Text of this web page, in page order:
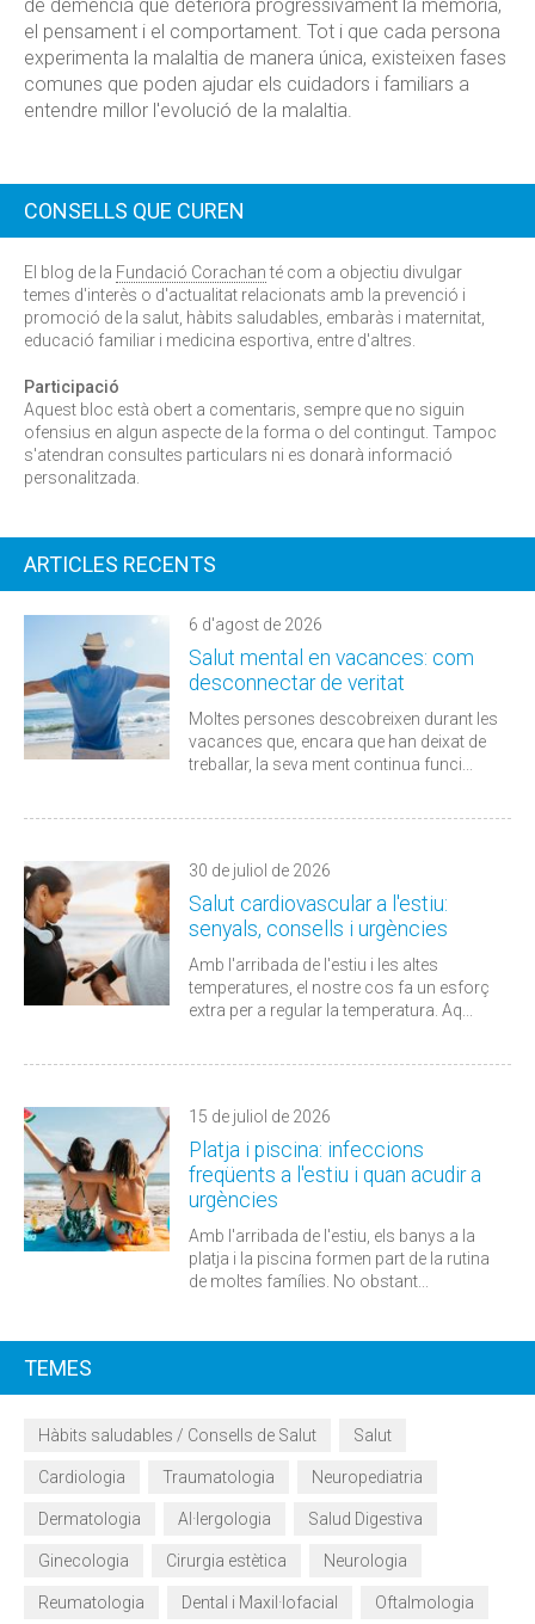
de demència que deteriora progressivament la memòria,
el pensament i el comportament. Tot i que cada persona
experimenta la malaltia de manera única, existeixen fases
comunes que poden ajudar els cuidadors i familiars a
entendre millor l'evolució de la malaltia.
CONSELLS QUE CUREN
El blog de la Fundació Corachanté com a objectiu divulgar
temes d'interès o d'actualitat relacionats amb la prevenció i
promoció de la salut, hàbits saludables, embaràs i maternitat,
educació familiar i medicina esportiva, entre d'altres.
Participació
Aquest bloc està obert a comentaris, sempre que no siguin
ofensius en algun aspecte de la forma o del contingut. Tampoc
s'atendran consultes particulars ni es donarà informació
personalitzada.
ARTICLES RECENTS
6 d'agost de 2026
Salut mental en vacances: com
desconnectar de veritat
Moltes persones descobreixen durant les
vacances que, encara que han deixat de
treballar, la seva ment continua funci...
30 de juliol de 2026
Salut cardiovascular a l'estiu:
senyals, consells i urgències
Amb l'arribada de l'estiu i les altes
temperatures, el nostre cos fa un esforç
extra per a regular la temperatura. Aq...
15 de juliol de 2026
Platja i piscina: infeccions
freqüents a l'estiu i quan acudir a
urgències
Amb l'arribada de l'estiu, els banys a la
platja i la piscina formen part de la rutina
de moltes famílies. No obstant...
TEMES
Hàbits saludables / Consells de Salut Salut
Cardiologia Traumatologia Neuropediatria
Dermatologia Al·lergologia Salud Digestiva
Ginecologia Cirurgia estètica Neurologia
Reumatologia Dental i Maxil·lofacial Oftalmologia